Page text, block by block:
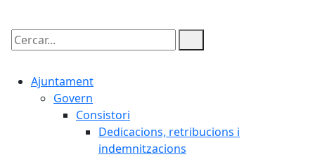
Cercar:
Ajuntament
Govern
Consistori
Dedicacions, retribucions i
indemnitzacions